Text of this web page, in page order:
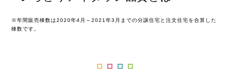
※年間販売棟数は2020年4月～2021年3月までの分譲住宅と注文住宅を合算した
棟数です。